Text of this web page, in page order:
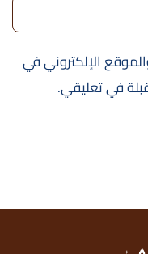
الإلكتروني في
في تعليقي.